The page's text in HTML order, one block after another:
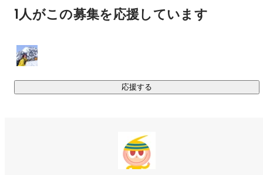
業・社内独立で活躍するメンバーも多く、TAMをいったん卒
ルとして参加している人も多いです。
1人がこの募集を応援しています
応援する